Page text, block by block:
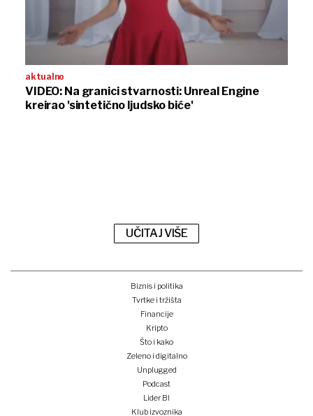
aktualno
VIDEO: Na granici stvarnosti: Unreal Engine
kreirao 'sintetično ljudsko biće'
UČITAJ VIŠE
Biznis i politika
Tvrtke i tržišta
Financije
Kripto
Što i kako
Zeleno i digitalno
Unplugged
Podcast
Lider BI
Klub izvoznika